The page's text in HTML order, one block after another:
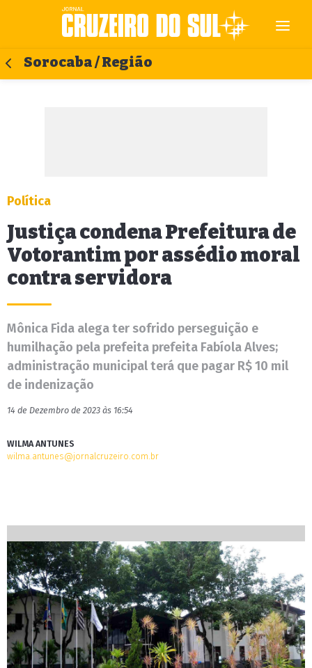
Sorocaba / Região
Política
Justiça condena Prefeitura de
Votorantim por assédio moral
contra servidora
Mônica Fida alega ter sofrido perseguição e
humilhação pela prefeita prefeita Fabíola Alves;
administração municipal terá que pagar R$ 10 mil
de indenização
14 de Dezembro de 2023 às 16:54
WILMA ANTUNES
wilma.antunes@jornalcruzeiro.com.br